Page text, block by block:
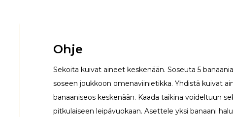
Ohje
Sekoita kuivat aineet keskenään. Soseuta 5
soseen joukkoon omenaviinietikka. Yhdistä kuivat
banaaniseos keskenään. Kaada taikina voideltuun
pitkulaiseen leipävuokaan. Asettele yksi banaani